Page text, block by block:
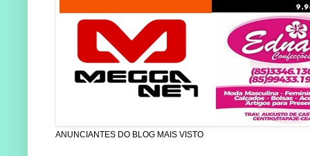
ANUNCIANTES DO BLOG MAIS VISTO